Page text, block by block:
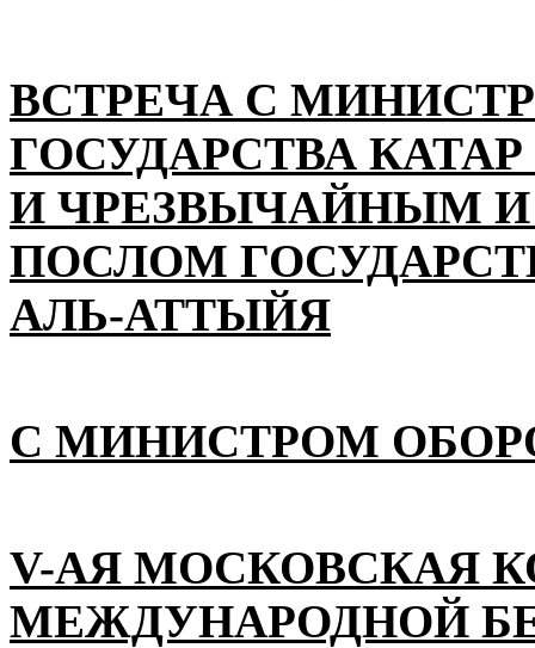
ВСТРЕЧА С
ГОСУДАРСТВА
И ЧРЕЗВЫЧАЙНЫМ
ПОСЛОМ
АЛЬ-АТТЫЙЯ
С МИНИСТРОМ
V-АЯ МОСКОВСКАЯ
МЕЖДУНАРОДНОЙ